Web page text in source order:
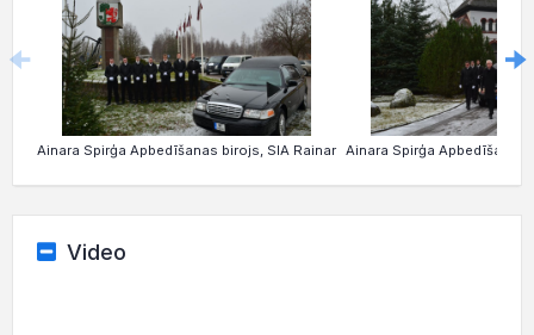
Ainara Spirģa Apbedīšanas birojs, SIA Rainar Ainara Spirģa Apbedīšanas
Video